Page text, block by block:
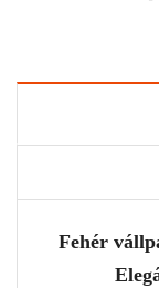
Fehér